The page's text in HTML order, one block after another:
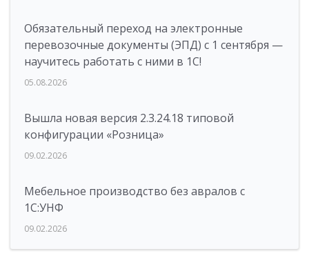
Обязательный переход на электронные
перевозочные документы (ЭПД) с 1 сентября —
научитесь работать с ними в 1С!
05.08.2026
Вышла новая версия 2.3.24.18 типовой
конфигурации «Розница»
09.02.2026
Мебельное производство без авралов с
1С:УНФ
09.02.2026